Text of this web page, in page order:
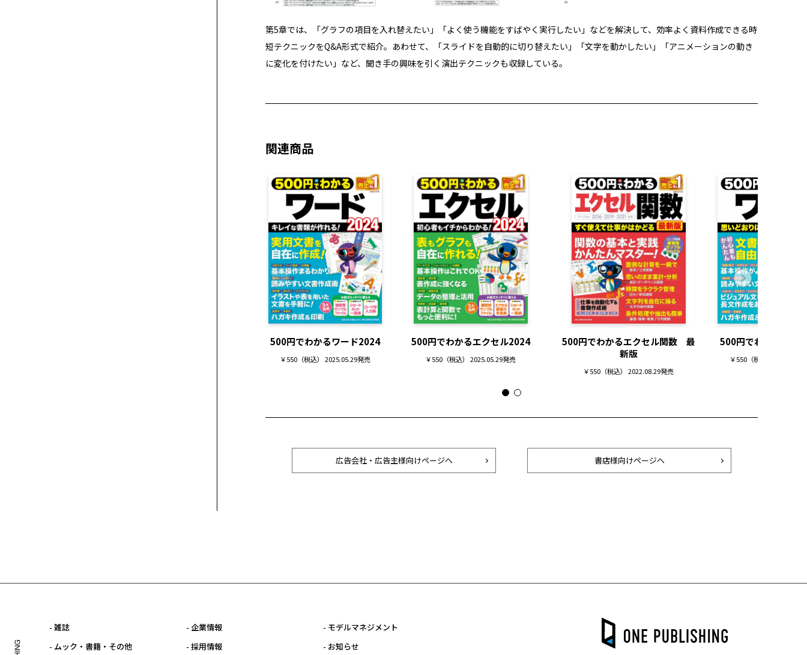
第5章では、「グラフの項目を入れ替えたい」「よく使う機能をすばやく実行したい」などを解決して、効率よく資料作成できる時
短テクニックをQ&A形式で紹介。あわせて、「スライドを自動的に切り替えたい」「文字を動かしたい」「アニメーションの動き
に変化を付けたい」など、聞き手の興味を引く演出テクニックも収録している。
関連商品
500円でわかるワード2024
￥550（税込） 2025.05.29発売
500円でわかるエクセル2024
￥550（税込） 2025.05.29発売
500円でわかるエクセル関数 最
新版
￥550（税込） 2022.08.29発売
500円でわかるワー
￥550（税込）
広告会社・広告主様向けページへ 書店様向けページへ
- 雑誌
- ムック・書籍・その他
- 企業情報
- 採用情報
- モデルマネジメント
- お知らせ